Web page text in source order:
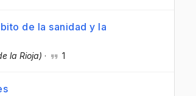
de la sanidad y la
la Rioja) · 1